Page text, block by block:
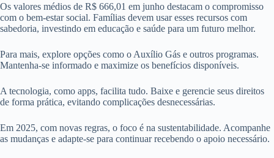
Os valores médios de R$ 666,01 em junho destacam o compromisso
com o bem-estar social. Famílias devem usar esses recursos com
sabedoria, investindo em educação e saúde para um futuro melhor.
Para mais, explore opções como o Auxílio Gás e outros programas.
Mantenha-se informado e maximize os benefícios disponíveis.
A tecnologia, como apps, facilita tudo. Baixe e gerencie seus direitos
de forma prática, evitando complicações desnecessárias.
Em 2025, com novas regras, o foco é na sustentabilidade. Acompanhe
as mudanças e adapte-se para continuar recebendo o apoio necessário.